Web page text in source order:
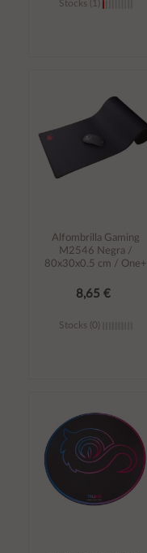
Stocks (1)
carrito
Alfombrilla Gaming
M2546 Negra /
80x30x0.5 cm / One+
8,65 €
Stocks (0)
carrito